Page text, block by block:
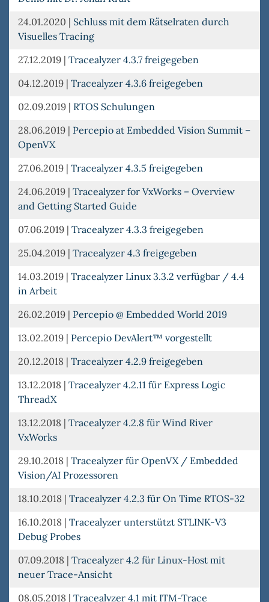
24.01.2020 | Schluss mit dem Rätselraten durch
Visuelles Tracing
27.12.2019 | Tracealyzer 4.3.7 freigegeben
04.12.2019 | Tracealyzer 4.3.6 freigegeben
02.09.2019 | RTOS Schulungen
28.06.2019 | Percepio at Embedded Vision Summit –
OpenVX
27.06.2019 | Tracealyzer 4.3.5 freigegeben
24.06.2019 | Tracealyzer for VxWorks – Overview
and Getting Started Guide
07.06.2019 | Tracealyzer 4.3.3 freigegeben
25.04.2019 | Tracealyzer 4.3 freigegeben
14.03.2019 | Tracealyzer Linux 3.3.2 verfügbar / 4.4
in Arbeit
26.02.2019 | Percepio @ Embedded World 2019
13.02.2019 | Percepio DevAlert™ vorgestellt
20.12.2018 | Tracealyzer 4.2.9 freigegeben
13.12.2018 | Tracealyzer 4.2.11 für Express Logic
ThreadX
13.12.2018 | Tracealyzer 4.2.8 für Wind River
VxWorks
29.10.2018 | Tracealyzer für OpenVX / Embedded
Vision/AI Prozessoren
18.10.2018 | Tracealyzer 4.2.3 für On Time RTOS-32
16.10.2018 | Tracealyzer unterstützt STLINK-V3
Debug Probes
07.09.2018 | Tracealyzer 4.2 für Linux-Host mit
neuer Trace-Ansicht
08.05.2018 | Tracealyzer 4.1 mit ITM-Trace